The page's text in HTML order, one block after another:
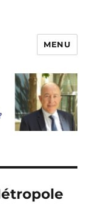
Dejoie
MENU